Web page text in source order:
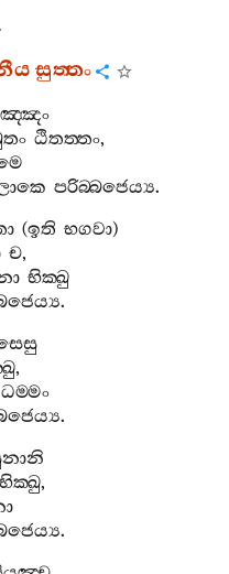
සුත‍්තං
ඨිතත‍්තං,
පරිබ‍්බජෙය්‍ය.
(ඉති භගවා)
ච,
භික‍්ඛු
.
,
ධම‍්මං
.
භික‍්ඛු,
.